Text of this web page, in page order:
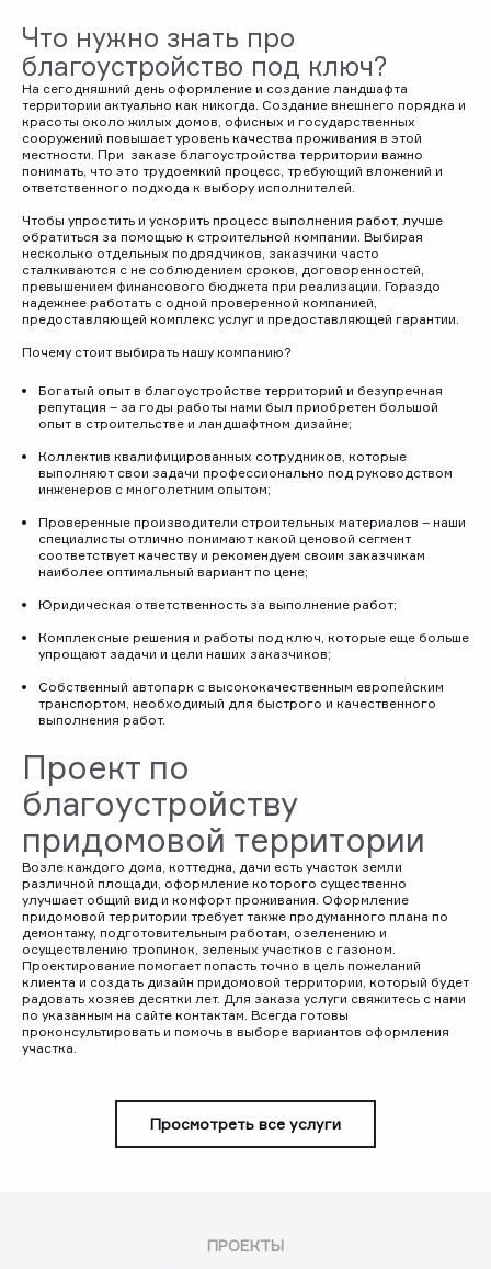
Что нужно знать про
благоустройство под ключ?
На сегодняшний день оформление и создание ландшафта
территории актуально как никогда. Создание внешнего порядка и
красоты около жилых домов, офисных и государственных
сооружений повышает уровень качества проживания в этой
местности. При заказе благоустройства территории важно
понимать, что это трудоемкий процесс, требующий вложений и
ответственного подхода к выбору исполнителей.
Чтобы упростить и ускорить процесс выполнения работ, лучше
обратиться за помощью к строительной компании. Выбирая
несколько отдельных подрядчиков, заказчики часто
сталкиваются с не соблюдением сроков, договоренностей,
превышением финансового бюджета при реализации. Гораздо
надежнее работать с одной проверенной компанией,
предоставляющей комплекс услуг и предоставляющей гарантии.
Почему стоит выбирать нашу компанию?
Богатый опыт в благоустройстве территорий и безупречная
репутация – за годы работы нами был приобретен большой
опыт в строительстве и ландшафтном дизайне;
Коллектив квалифицированных сотрудников, которые
выполняют свои задачи профессионально под руководством
инженеров с многолетним опытом;
Проверенные производители строительных материалов – наши
специалисты отлично понимают какой ценовой сегмент
соответствует качеству и рекомендуем своим заказчикам
наиболее оптимальный вариант по цене;
Юридическая ответственность за выполнение работ;
Комплексные решения и работы под ключ, которые еще больше
упрощают задачи и цели наших заказчиков;
Собственный автопарк с высококачественным европейским
транспортом, необходимый для быстрого и качественного
выполнения работ.
Проект по
благоустройству
придомовой территории
Возле каждого дома, коттеджа, дачи есть участок земли
различной площади, оформление которого существенно
улучшает общий вид и комфорт проживания. Оформление
придомовой территории требует также продуманного плана по
демонтажу, подготовительным работам, озеленению и
осуществлению тропинок, зеленых участков с газоном.
Проектирование помогает попасть точно в цель пожеланий
клиента и создать дизайн придомовой территории, который будет
радовать хозяев десятки лет. Для заказа услуги свяжитесь с нами
по указанным на сайте контактам. Всегда готовы
проконсультировать и помочь в выборе вариантов оформления
участка.
Просмотреть все услуги
ПРОЕКТЫ